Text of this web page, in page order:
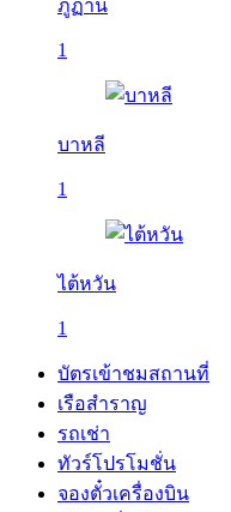
ภูฏาน
1
บาหลี
1
ไต้หวัน
1
บัตรเข้าชมสถานที่
เรือสำราญ
รถเช่า
ทัวร์โปรโมชั่น
จองตั๋วเครื่องบิน